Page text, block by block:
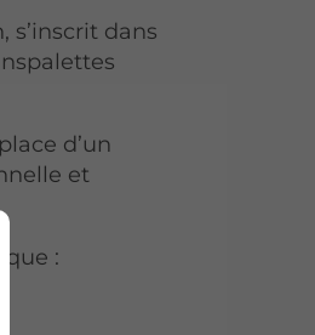
dans
d’un
et
que :